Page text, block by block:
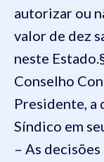
autorizar ou
valor de dez
neste Estado.
Conselho
Presidente, a
Síndico em
– As